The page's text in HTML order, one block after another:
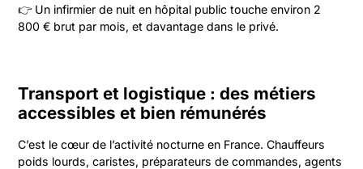
👉 Un infirmier de nuit en hôpital public touche environ 2
800 € brut par mois, et davantage dans le privé.
Transport et logistique : des métiers
accessibles et bien rémunérés
C’est le cœur de l’activité nocturne en France. Chauffeurs
poids lourds, caristes, préparateurs de commandes, agents